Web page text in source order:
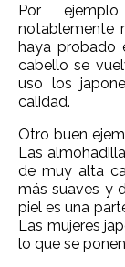
Por
notablemente
haya probado
cabello se
uso los
calidad.
Otro buen
Las
de muy alta
más suaves y
piel es una
Las mujeres
lo que se